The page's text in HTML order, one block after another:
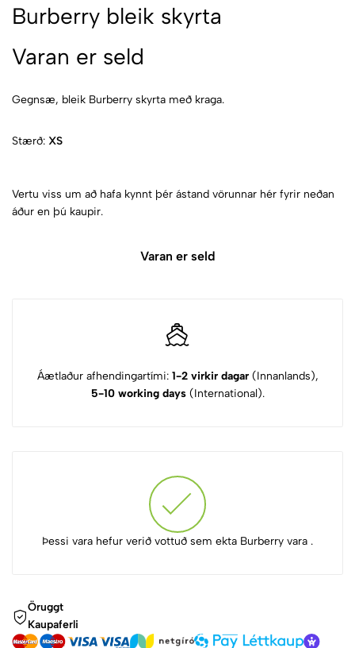
Burberry bleik skyrta
Varan er seld
Gegnsæ, bleik Burberry skyrta með kraga.
Stærð: XS
Vertu viss um að hafa kynnt þér ástand vörunnar hér fyrir neðan
áður en þú kaupir.
Varan er seld
Áætlaður afhendingartími: 1-2 virkir dagar (Innanlands),
5-10 working days(International).
Þessi vara hefur verið vottuð sem ekta Burberry vara .
Öruggt
Kaupaferli